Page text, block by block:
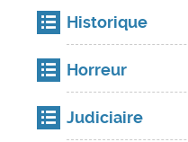
Historique
Horreur
Judiciaire